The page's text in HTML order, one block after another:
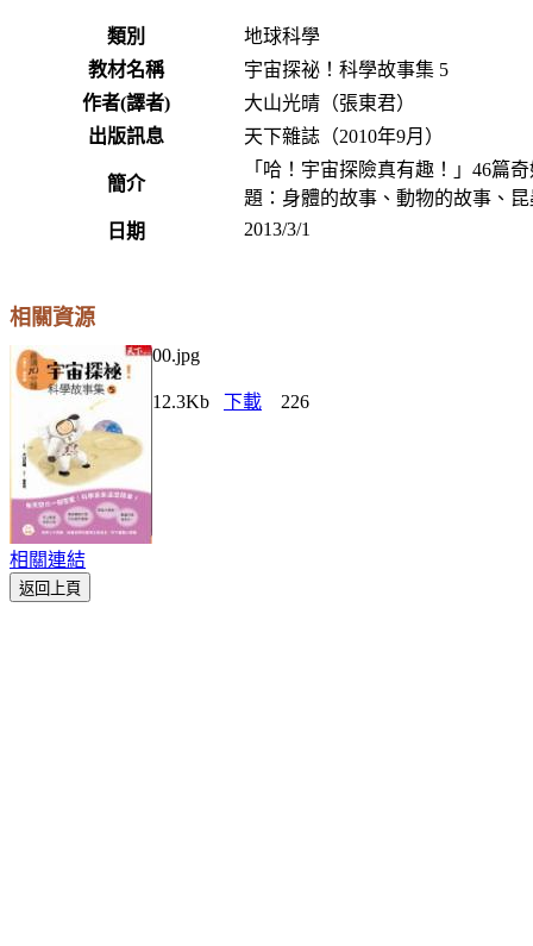
類別
地球科學
教材名稱
宇宙探祕！科學故事集 5
作者(譯者)
大山光晴（張東君）
出版訊息
天下雜誌（2010年9月）
簡介
「哈！宇宙探險真有趣！」46篇
題：身體的故事、動物的故事、
日期
2013/3/1
相關資源
00.jpg
12.3Kb 下載 226
相關連結
返回上頁